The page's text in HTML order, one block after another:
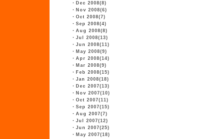
・ Dec 2008(8)
・ Nov 2008(6)
・ Oct 2008(7)
・ Sep 2008(4)
・ Aug 2008(8)
・ Jul 2008(13)
・ Jun 2008(11)
・ May 2008(9)
・ Apr 2008(14)
・ Mar 2008(9)
・ Feb 2008(15)
・ Jan 2008(18)
・ Dec 2007(13)
・ Nov 2007(10)
・ Oct 2007(11)
・ Sep 2007(15)
・ Aug 2007(7)
・ Jul 2007(12)
・ Jun 2007(25)
・ May 2007(18)